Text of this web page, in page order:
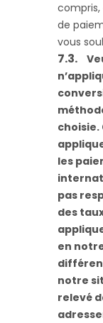
de
vous
les
pas
des
en
notre
relevé